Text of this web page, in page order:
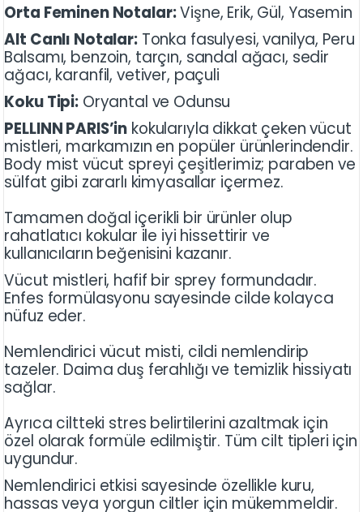
Orta Feminen Notalar:Vişne, Erik, Gül, Yasemin
Alt Canlı Notalar:Tonka fasulyesi, vanilya, Peru
Balsamı, benzoin, tarçın, sandal ağacı, sedir
ağacı, karanfil, vetiver, paçuli
Koku Tipi: Oryantal ve Odunsu
PELLINN PARIS’in kokularıyla dikkat çeken vücut
mistleri, markamızın en popüler ürünlerindendir.
Body mist vücut spreyi çeşitlerimiz; paraben ve
sülfat gibi zararlı kimyasallar içermez.
Tamamen doğal içerikli bir ürünler olup
rahatlatıcı kokular ile iyi hissettirir ve
kullanıcıların beğenisini kazanır.
Vücut mistleri, hafif bir sprey formundadır.
Enfes formülasyonu sayesinde cilde kolayca
nüfuz eder.
Nemlendirici vücut misti, cildi nemlendirip
tazeler. Daima duş ferahlığı ve temizlik hissiyatı
sağlar.
Ayrıca ciltteki stres belirtilerini azaltmak için
özel olarak formüle edilmiştir. Tüm cilt tipleri için
uygundur.
Nemlendirici etkisi sayesinde özellikle kuru,
hassas veya yorgun ciltler için mükemmeldir.